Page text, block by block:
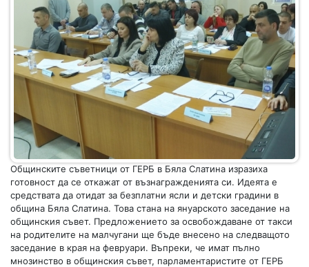
Общинските съветници от ГЕРБ в Бяла Слатина изразиха
готовност да се откажат от възнагражденията си. Идеята е
средствата да отидат за безплатни ясли и детски градини в
община Бяла Слатина. Това стана на януарското заседание на
общинския съвет. Предложението за освобождаване от такси
на родителите на малчугани ще бъде внесено на следващото
заседание в края на февруари. Въпреки, че имат пълно
мнозинство в общинския съвет, парламентаристите от ГЕРБ